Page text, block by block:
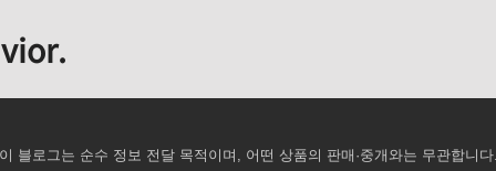
블로그는 순수 정보 전달 목적이며, 어떤 상품의 판매·중개와는 무관합니다.